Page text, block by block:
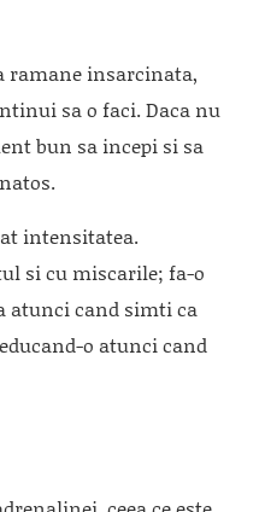
ramane insarcinata,
sa o faci. Daca nu
bun sa incepi si sa
intensitatea.
si cu miscarile; fa-o
atunci cand simti ca
o atunci cand